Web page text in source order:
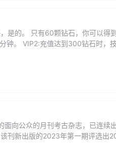
是的。 只有60颗钻石，你可以得
钟。 VIP2:充值达到300钻石时，
面向公众的月刊考古杂志，已连
刊新出版的2023年第一期评选出